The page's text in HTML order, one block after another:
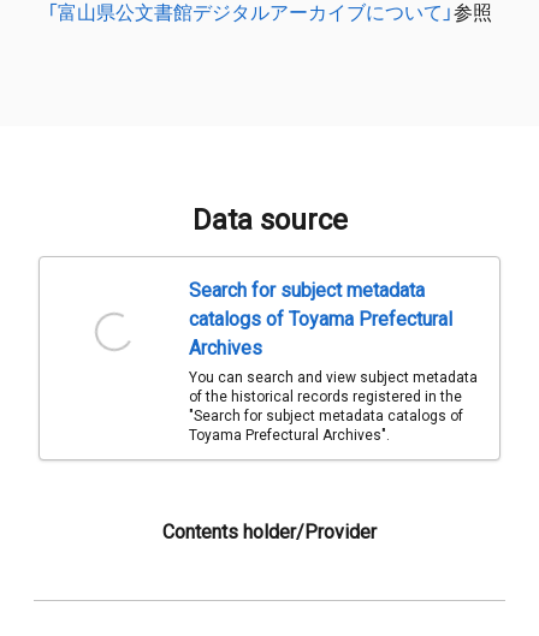
「富山県公文書館デジタルアーカイブについて」参照
Data source
Search for subject metadata
catalogs of Toyama Prefectural
Archives
You can search and view subject metadata
of the historical records registered in the
"Search for subject metadata catalogs of
Toyama Prefectural Archives".
Contents holder/Provider